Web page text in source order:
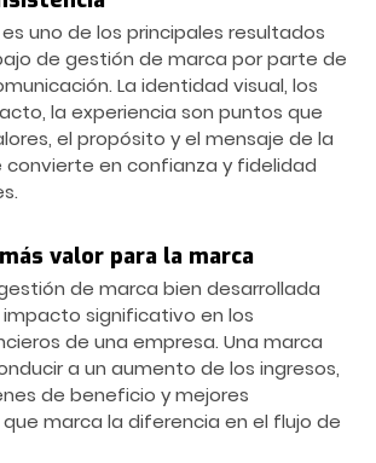
uno de los principales resultados
de gestión de marca por parte de
La identidad visual, los
la experiencia son puntos que
el propósito y el mensaje de la
convierte en confianza y fidelidad
valor para la marca
de marca bien desarrollada
significativo en los
de una empresa. Una marca
a un aumento de los ingresos,
de beneficio y mejores
marca la diferencia en el flujo de